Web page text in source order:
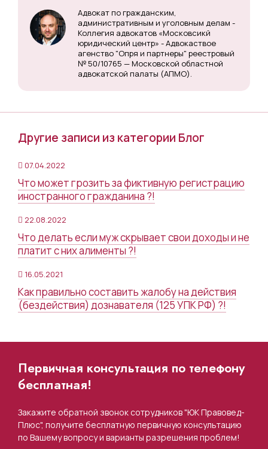
Адвокат по гражданским,
административным и уголовным делам -
Коллегия адвокатов «Московсикй
юридический центр» - Адвокаствое
агенство "Опря и партнеры" реестровый
№ 50/10765 — Московской областной
адвокатской палаты (АПМО).
Другие записи из категории Блог
07.04.2022
Что может грозить за фиктивную регистрацию
иностранного гражданина ?!
22.08.2022
Что делать если муж скрывает свои доходы и не
платит с них алименты ?!
16.05.2021
Как правильно составить жалобу на действия
(бездействия) дознавателя (125 УПК РФ) ?!
Первичная консультация по телефону
бесплатная!
Закажите обратной звонок сотрудников "ЮК Правовед-
Плюс", получите бесплатную первичную консультацию
по Вашему вопросу и варианты разрешения проблем!